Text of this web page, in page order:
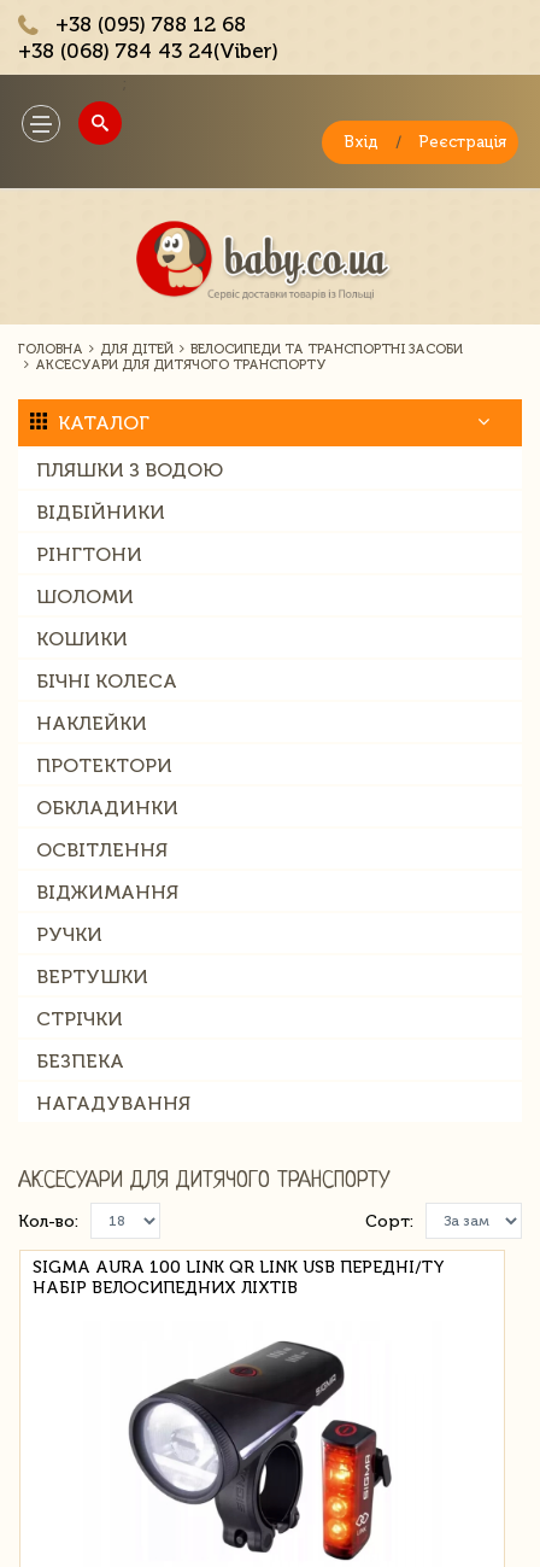
+38 (095) 788 12 68
+38 (068) 784 43 24(Viber)
Toggle
navigation
Вхід / Реєстрація
ГОЛОВНА ДЛЯ ДІТЕЙ
ВЕЛОСИПЕДИ ТА ТРАНСПОРТНІ ЗАСОБИ
АКСЕСУАРИ ДЛЯ ДИТЯЧОГО ТРАНСПОРТУ
КАТАЛОГ
ПЛЯШКИ З ВОДОЮ
ВІДБІЙНИКИ
РІНГТОНИ
ШОЛОМИ
КОШИКИ
БІЧНІ КОЛЕСА
НАКЛЕЙКИ
ПРОТЕКТОРИ
ОБКЛАДИНКИ
ОСВІТЛЕННЯ
ВІДЖИМАННЯ
РУЧКИ
ВЕРТУШКИ
СТРІЧКИ
БЕЗПЕКА
НАГАДУВАННЯ
АКСЕСУАРИ ДЛЯ ДИТЯЧОГО ТРАНСПОРТУ
Кол-во: Сорт:
SIGMA AURA 100 LINK QR LINK USB ПЕРЕДНІ/TY
НАБІР ВЕЛОСИПЕДНИХ ЛІХТІВ